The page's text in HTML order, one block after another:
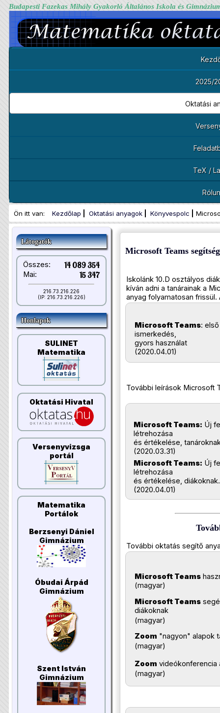
Budapesti Fazekas Mihály Gyakorló Általános Iskola és
2025/
Oktatási
TeX /
Ön itt van: Kezdőlap Oktatási anyagok Könyvespolc
Látogatók
Összes: 14 089 354
Mai: 15 347
216.73.216.226
(IP: 216.73.216.226)
Honlapok
SULINET
Matematika
Oktatási Hivatal
Versenyvizsga
portál
Matematika
Portálok
Berzsenyi Dániel
Gimnázium
Óbudai Árpád
Gimnázium
Szent István
Gimnázium
Microsoft Teams segítség
Iskolánk 10.D osztályos
kíván adni a tanárainak a
anyag folyamatosan
Microsoft Teams: első
ismerkedés,
gyors használat
(2020.04.01)
További leírások Microsoft
Microsoft Teams: Új
létrehozása
és értékelése,
(2020.03.31)
Microsoft Teams: Új
létrehozása
és értékelése, diákoknak.
(2020.04.01)
További oktatás segítő
Microsoft Teams
(magyar)
Microsoft Teams
diákoknak
(magyar)
Zoom "nagyon" alapok
(magyar)
Zoom videókonferencia
(magyar)